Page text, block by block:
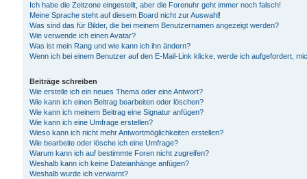
Ich habe die Zeitzone eingestellt, aber die Forenuhr geht immer noch falsch!
Meine Sprache steht auf diesem Board nicht zur Auswahl!
Was sind das für Bilder, die bei meinem Benutzernamen angezeigt werden?
Wie verwende ich einen Avatar?
Was ist mein Rang und wie kann ich ihn ändern?
Wenn ich bei einem Benutzer auf den E-Mail-Link klicke, werde ich aufgefordert,
Beiträge schreiben
Wie erstelle ich ein neues Thema oder eine Antwort?
Wie kann ich einen Beitrag bearbeiten oder löschen?
Wie kann ich meinem Beitrag eine Signatur anfügen?
Wie kann ich eine Umfrage erstellen?
Wieso kann ich nicht mehr Antwortmöglichkeiten erstellen?
Wie bearbeite oder lösche ich eine Umfrage?
Warum kann ich auf bestimmte Foren nicht zugreifen?
Weshalb kann ich keine Dateianhänge anfügen?
Weshalb wurde ich verwarnt?